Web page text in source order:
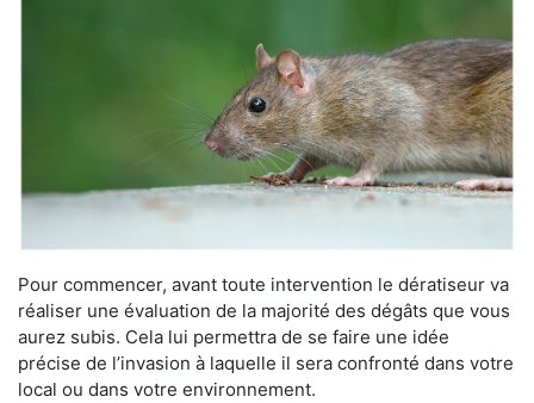
Pour commencer, avant toute intervention le dératiseur va
réaliser une évaluation de la majorité des dégâts que vous
aurez subis. Cela lui permettra de se faire une idée
précise de l’invasion à laquelle il sera confronté dans votre
local ou dans votre environnement.